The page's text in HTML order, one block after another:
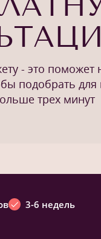
- это
подобрать
трех минут
3-6 недель